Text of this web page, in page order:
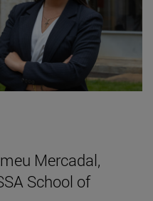
Mercadal,
School of